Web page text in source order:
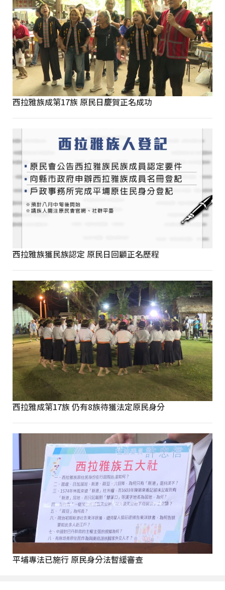
西拉雅族成第17族 原民日慶賀正名成功
西拉雅族獲民族認定 原民日回顧正名歷程
西拉雅成第17族 仍有8族待獲法定原民身分
平埔專法已施行 原民身分法暫緩審查